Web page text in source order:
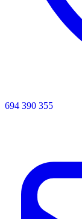
694 390 355